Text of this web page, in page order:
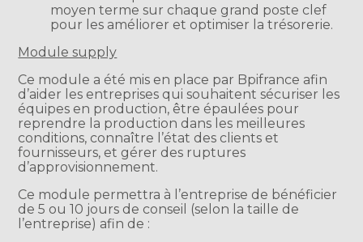
moyen terme sur chaque grand poste clef
pour les améliorer et optimiser la trésorerie.
Module supply
Ce module a été mis en place par Bpifrance afin
d’aider les entreprises qui souhaitent sécuriser les
équipes en production, être épaulées pour
reprendre la production dans les meilleures
conditions, connaître l’état des clients et
fournisseurs, et gérer des ruptures
d’approvisionnement.
Ce module permettra à l’entreprise de bénéficier
de 5 ou 10 jours de conseil (selon la taille de
l’entreprise) afin de :